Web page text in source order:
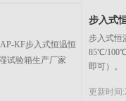
步入式
步入式恒
85℃/
即可）。
更新时间